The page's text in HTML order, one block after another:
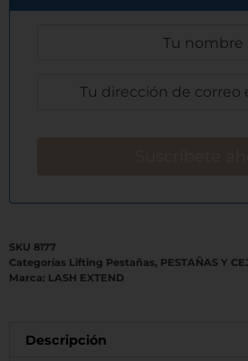
SKU 8177
Categorías Lifting Pestañas, PESTAÑAS Y
Marca: LASH EXTEND
Descripción